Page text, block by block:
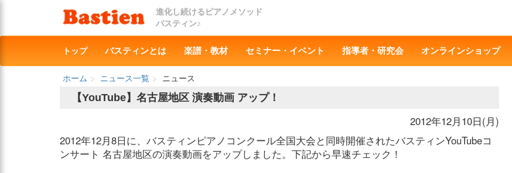
進化し続けるピアノメソッド
バスティン♪
トップ バスティンとは 楽譜・教材 セミナー・イベント 指導者・研究会 オンラインショップ
ホーム ニュース一覧
ニュース
【YouTube】名古屋地区 演奏動画 アップ！
2012年12月10日(月)
2012年12月8日に、バスティンピアノコンクール全国大会と同時開催されたバスティンYouTubeコ
ンサート 名古屋地区の演奏動画をアップしました。下記から早速チェック！